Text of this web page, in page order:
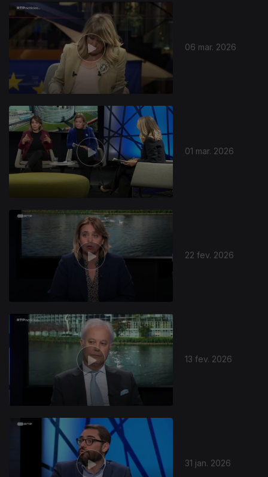
06 mar. 2026
01 mar. 2026
22 fev. 2026
910523
13 fev. 2026
31 jan. 2026